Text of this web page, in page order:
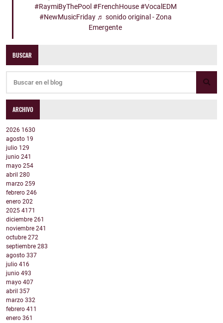
#RaymiByThePool #FrenchHouse #VocalEDM
#NewMusicFriday ♬ sonido original - Zona
Emergente
BUSCAR
ARCHIVO
2026 1630
agosto 19
julio 129
junio 241
mayo 254
abril 280
marzo 259
febrero 246
enero 202
2025 4171
diciembre 261
noviembre 241
octubre 272
septiembre 283
agosto 337
julio 416
junio 493
mayo 407
abril 357
marzo 332
febrero 411
enero 361